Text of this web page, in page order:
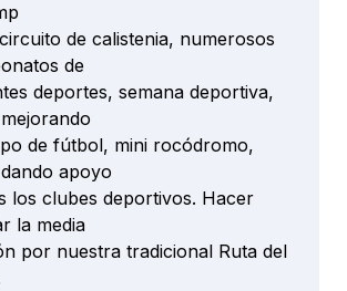
de calistenia, numerosos
de
deportes, semana deportiva,
de fútbol, mini rocódromo,
apoyo
los clubes deportivos. Hacer
la media
por nuestra tradicional Ruta del